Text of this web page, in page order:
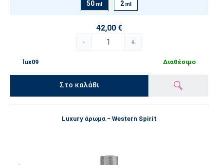
50 ml 2 ml
42,00 €
-
+
lux09 Διαθέσιμο
Στο καλάθι
Luxury άρωμα − Western Spirit